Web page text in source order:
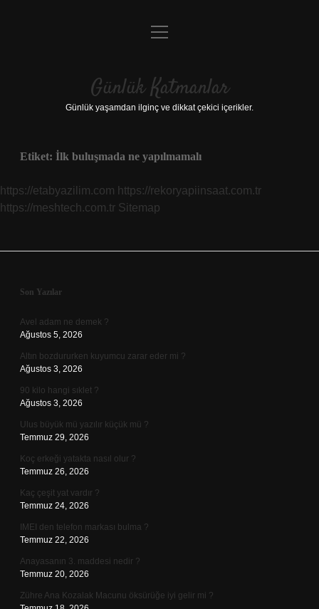
Anasayfa
Yasal Uyarı
menüyü
Günlük Katmanlar
Günlük yaşamdan ilginç ve dikkat çekici içerikler.
Etiket: İlk buluşmada ne yapılmamalı
https://etabyazilim.com https://rekoryapiinsaat.com.tr
https://meshtech.com.tr Sitemap
Sidebar
Son Yazılar
Avel adam ne demek ?
Ağustos 5, 2026
Altın bozdururken kuyumcu zarar eder mi ?
Ağustos 3, 2026
90 kilo hangi sıklet ?
Ağustos 3, 2026
Ulus büyük mü yazılır küçük mü ?
Temmuz 29, 2026
Koç erkeği yatakta nasıl olur ?
Temmuz 26, 2026
Kaç çeşit yat vardır ?
Temmuz 24, 2026
IMEI den telefon markası bulma ?
Temmuz 22, 2026
Anayasanın 3. maddesi nedir ?
Temmuz 20, 2026
Zühre Ana Kozalak Macunu öksürüğe iyi gelir mi ?